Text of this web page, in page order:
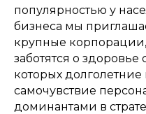
популярностью у
бизнеса мы
крупные
заботятся о здоровье
которых
самочувствие
доминантами в